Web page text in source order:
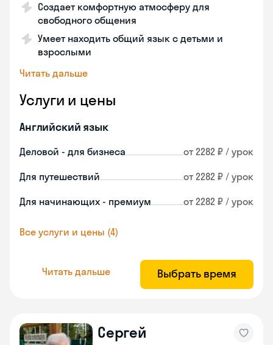
Создает комфортную атмосферу для
свободного общения
Умеет находить общий язык с детьми и
взрослыми
Читать дальше
Услуги и цены
Английский язык
Деловой - для бизнеса от 2282 ₽ / урок
Для путешествий от 2282 ₽ / урок
Для начинающих - премиум от 2282 ₽ / урок
Все услуги и цены (4)
Читать дальше Выбрать время
Сергей